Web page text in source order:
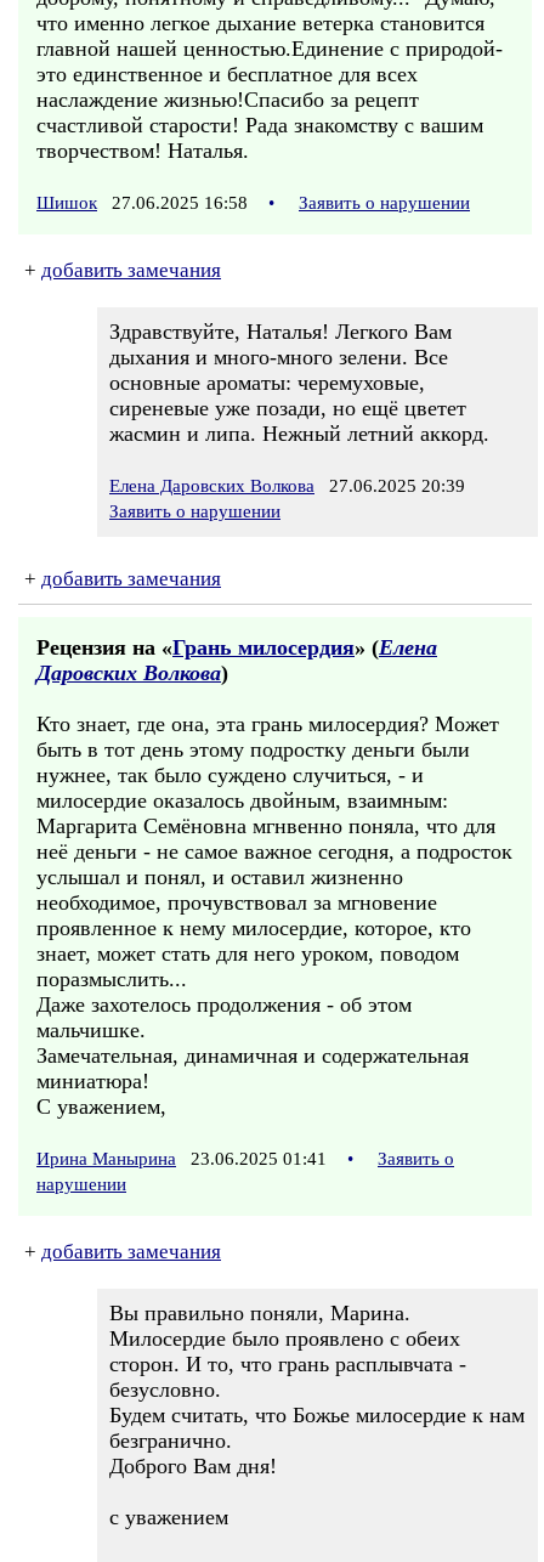
что именно легкое дыхание ветерка становится
главной нашей ценностью.Единение с природой-
это единственное и бесплатное для всех
наслаждение жизнью!Спасибо за рецепт
счастливой старости! Рада знакомству с вашим
творчеством! Наталья.
Шишок 27.06.2025 16:58 • Заявить о нарушении
+ добавить замечания
Здравствуйте, Наталья! Легкого Вам
дыхания и много-много зелени. Все
основные ароматы: черемуховые,
сиреневые уже позади, но ещё цветет
жасмин и липа. Нежный летний аккорд.
Елена Даровских Волкова 27.06.2025 20:39
Заявить о нарушении
+ добавить замечания
Рецензия на «Грань милосердия» (Елена
Даровских Волкова)
Кто знает, где она, эта грань милосердия? Может
быть в тот день этому подростку деньги были
нужнее, так было суждено случиться, - и
милосердие оказалось двойным, взаимным:
Маргарита Семёновна мгнвенно поняла, что для
неё деньги - не самое важное сегодня, а подросток
услышал и понял, и оставил жизненно
необходимое, прочувствовал за мгновение
проявленное к нему милосердие, которое, кто
знает, может стать для него уроком, поводом
поразмыслить...
Даже захотелось продолжения - об этом
мальчишке.
Замечательная, динамичная и содержательная
миниатюра!
С уважением,
Ирина Манырина 23.06.2025 01:41 •
Заявить о
нарушении
+ добавить замечания
Вы правильно поняли, Марина.
Милосердие было проявлено с обеих
сторон. И то, что грань расплывчата -
безусловно.
Будем считать, что Божье милосердие к нам
безгранично.
Доброго Вам дня!
с уважением